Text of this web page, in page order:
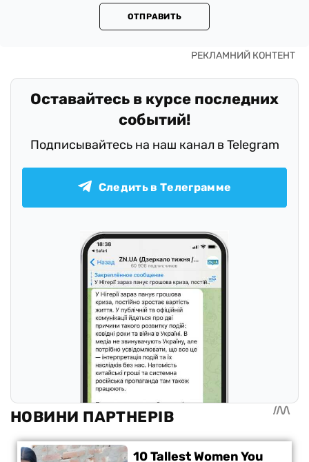
ОТПРАВИТЬ
Оставайтесь в курсе последних
событий!
Подписывайтесь на наш канал в Telegram
Следить в Телеграмме